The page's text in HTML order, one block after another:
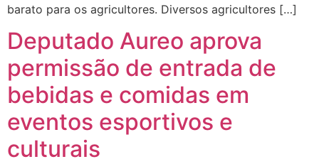
barato para os agricultores. Diversos agricultores […]
Deputado Aureo aprova
permissão de entrada de
bebidas e comidas em
eventos esportivos e
culturais